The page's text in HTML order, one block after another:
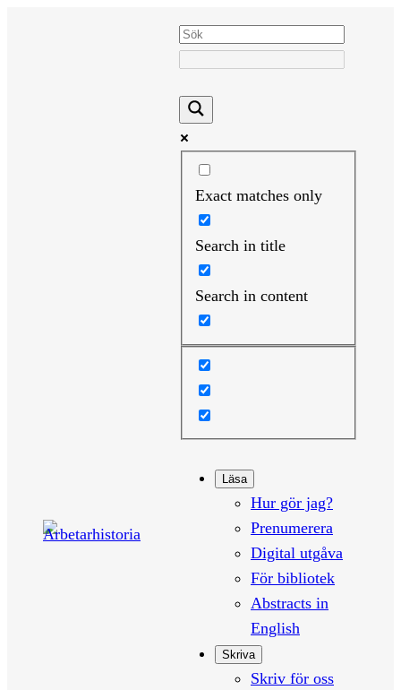
Exact matches only
Search in title
Search in content
Läsa
Hur gör jag?
Prenumerera
Digital utgåva
För bibliotek
Abstracts in
English
Skriva
Skriv för oss